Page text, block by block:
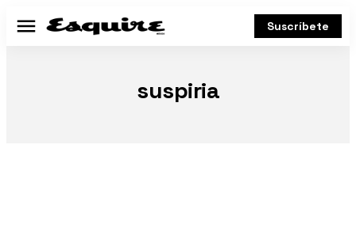
Menú Suscríbete
suspiria